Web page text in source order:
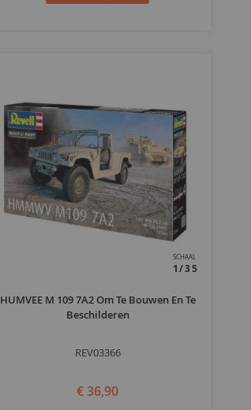
SCHAAL
1/35
HUMVEE M 109 7A2 Om Te Bouwen En Te
Beschilderen
REV03366
€ 36,90